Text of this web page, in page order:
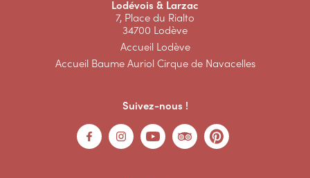
Lodévois & Larzac
7, Place du Rialto
34700 Lodève
Accueil Lodève
Accueil Baume Auriol Cirque de Navacelles
Suivez-nous !